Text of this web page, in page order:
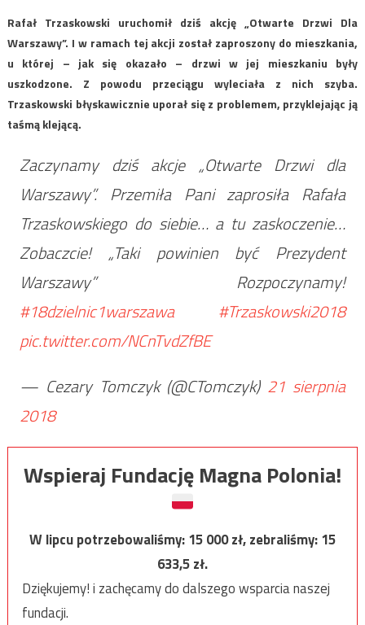
Rafał Trzaskowski uruchomił dziś akcję „Otwarte Drzwi Dla
Warszawy”. I w ramach tej akcji został zaproszony do mieszkania,
u której – jak się okazało – drzwi w jej mieszkaniu były
uszkodzone. Z powodu przeciągu wyleciała z nich szyba.
Trzaskowski błyskawicznie uporał się z problemem, przyklejając ją
taśmą klejącą.
Zaczynamy dziś akcje „Otwarte Drzwi dla
Warszawy”. Przemiła Pani zaprosiła Rafała
Trzaskowskiego do siebie… a tu zaskoczenie…
Zobaczcie! „Taki powinien być Prezydent
Warszawy” Rozpoczynamy!
#18dzielnic1warszawa
#Trzaskowski2018
pic.twitter.com/NCnTvdZfBE
— Cezary Tomczyk (@CTomczyk) 21 sierpnia
2018
Wspieraj Fundację Magna Polonia!
W lipcu potrzebowaliśmy:15 000zł, zebraliśmy:15
633,5zł.
Dziękujemy! i zachęcamy do dalszego wsparcia naszej
fundacji.